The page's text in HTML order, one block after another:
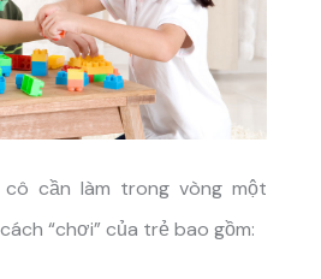
cần làm trong vòng một
“chơi” của trẻ bao gồm: